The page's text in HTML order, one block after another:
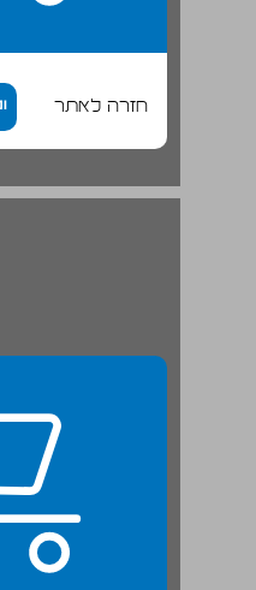
חזרה לאתר
ארבע פיסות של סרט צילום שחולצו מהתופת - כדי לדעת עלינו לדמיין לעצמנו. אושוויץ, קיץ 1944 : ... ... 27